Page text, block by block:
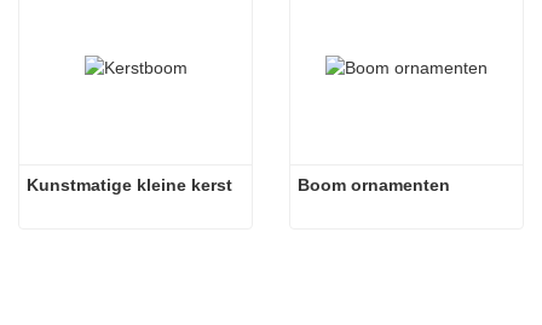
Kunstmatige kleine kerst Boom ornamenten